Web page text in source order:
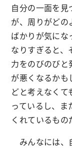
自分の一面を見
が、周りがど
ばかりが気にな
なりすぎると、
力をのびのびと
が悪くなるかも
どと考えなく
っているし、
くれているもの
みんなには、